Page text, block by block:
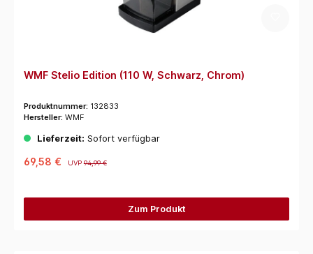
WMF Stelio Edition (110 W, Schwarz, Chrom)
Produktnummer: 132833
Hersteller: WMF
Lieferzeit: Sofort verfügbar
69,58 € UVP94,99 €
Zum Produkt